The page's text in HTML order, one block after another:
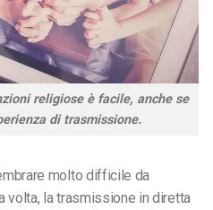
religiose è facile, anche se
di trasmissione.
molto difficile da
volta, la trasmissione in diretta